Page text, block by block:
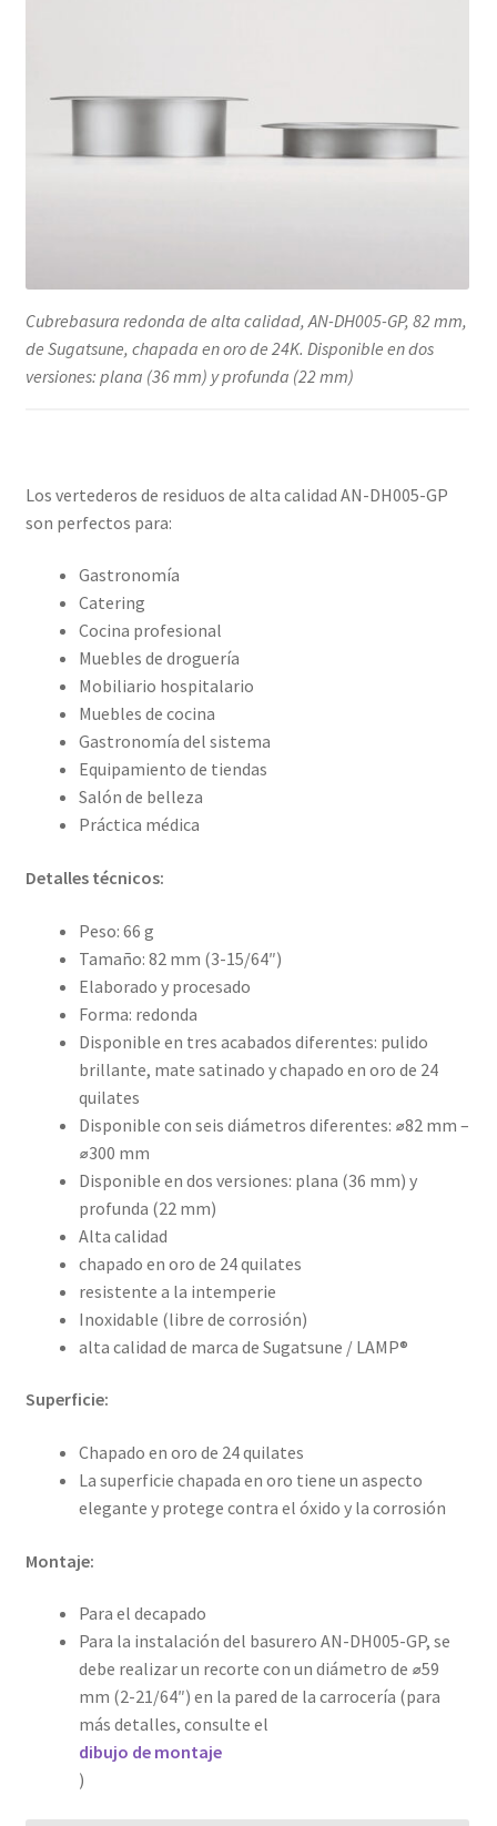
Cubrebasura redonda de alta calidad, AN-DH005-GP, 82 mm,
de Sugatsune, chapada en oro de 24K. Disponible en dos
versiones: plana (36 mm) y profunda (22 mm)
Los vertederos de residuos de alta calidad AN-DH005-GP
son perfectos para:
Gastronomía
Catering
Cocina profesional
Muebles de droguería
Mobiliario hospitalario
Muebles de cocina
Gastronomía del sistema
Equipamiento de tiendas
Salón de belleza
Práctica médica
Detalles técnicos:
Peso: 66 g
Tamaño: 82 mm (3-15/64″)
Elaborado y procesado
Forma: redonda
Disponible en tres acabados diferentes: pulido
brillante, mate satinado y chapado en oro de 24
quilates
Disponible con seis diámetros diferentes: ⌀82 mm –
⌀300 mm
Disponible en dos versiones: plana (36 mm) y
profunda (22 mm)
Alta calidad
chapado en oro de 24 quilates
resistente a la intemperie
Inoxidable (libre de corrosión)
alta calidad de marca de Sugatsune / LAMP®
Superficie:
Chapado en oro de 24 quilates
La superficie chapada en oro tiene un aspecto
elegante y protege contra el óxido y la corrosión
Montaje:
Para el decapado
Para la instalación del basurero AN-DH005-GP, se
debe realizar un recorte con un diámetro de ⌀59
mm (2-21/64″) en la pared de la carrocería (para
más detalles, consulte el
dibujo de montaje
)